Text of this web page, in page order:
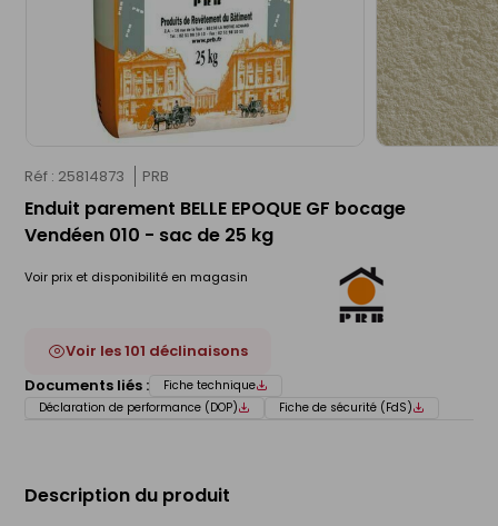
Réf : 25814873 PRB
Enduit parement BELLE EPOQUE GF bocage
Vendéen 010 - sac de 25 kg
Voir prix et disponibilité en magasin
Voir les 101 déclinaisons
Documents liés :
Fiche technique
Déclaration de performance (DOP)
Fiche de sécurité (FdS)
Description du produit